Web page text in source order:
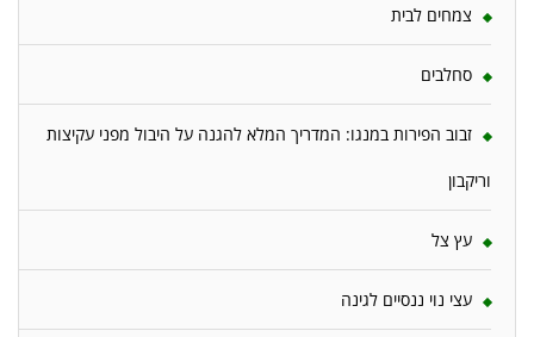
צמחים לבית
סחלבים
זבוב הפירות במנגו: המדריך המלא להגנה על היבול מפני עקיצות
וריקבון
עץ צל
עצי נוי ננסיים לגינה